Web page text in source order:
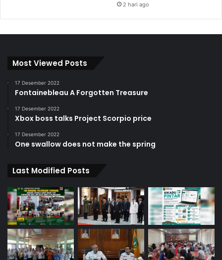
2 hari ago
Most Viewed Posts
17 Desember 2022
Fontainebleau A Forgotten Treasure
17 Desember 2022
Xbox boss talks Project Scorpio price
17 Desember 2022
One swallow does not make the spring
Last Modified Posts